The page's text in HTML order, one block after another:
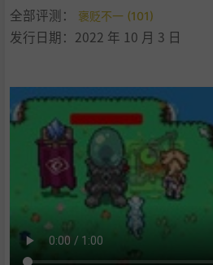
全部评测：
褒贬不一 (101)
发行日期：2022 年 10 月 3 日